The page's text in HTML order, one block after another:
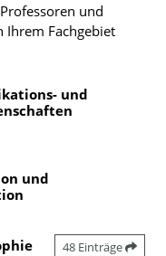
und
Ihrem Fachgebiet
und
und
48 Einträge